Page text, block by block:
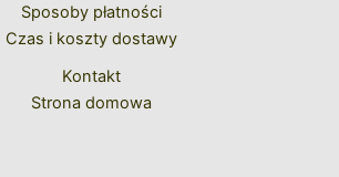
Sposoby płatności
Czas i koszty dostawy
Kontakt
Strona domowa